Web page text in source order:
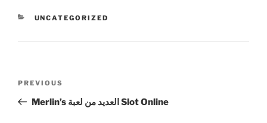
CATEGORIES
UNCATEGORIZED
Previous
Post
PREVIOUS
Merlin’s العديد من لعبة Slot Online